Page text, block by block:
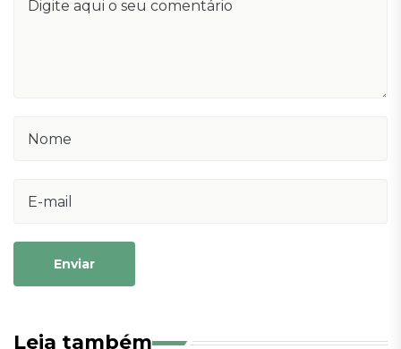
Enviar
Leia também